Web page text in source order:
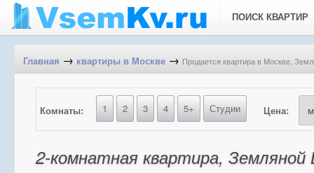
ПОИСК КВАРТИР
Главная → квартиры в Москве → Продается квартира в Москве,
Комнаты: 1 2 3 4 5+ Студии Цена:
2-комнатная квартира, Земляной